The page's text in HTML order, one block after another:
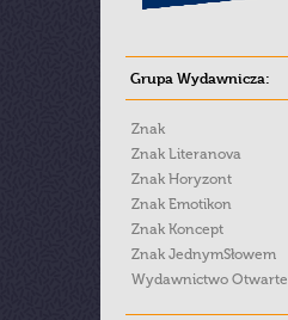
Grupa Wydawnicza:
Znak
Znak Literanova
Znak Horyzont
Znak Emotikon
Znak Koncept
Znak JednymSłowem
Wydawnictwo Otwarte